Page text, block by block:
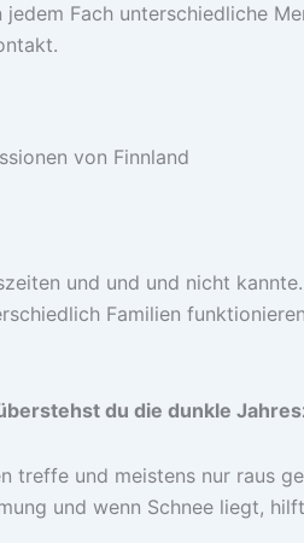
Fach unterschiedliche
von Finnland
und und und nicht
Familien
du die dunkle
und meistens nur raus
und wenn Schnee liegt,